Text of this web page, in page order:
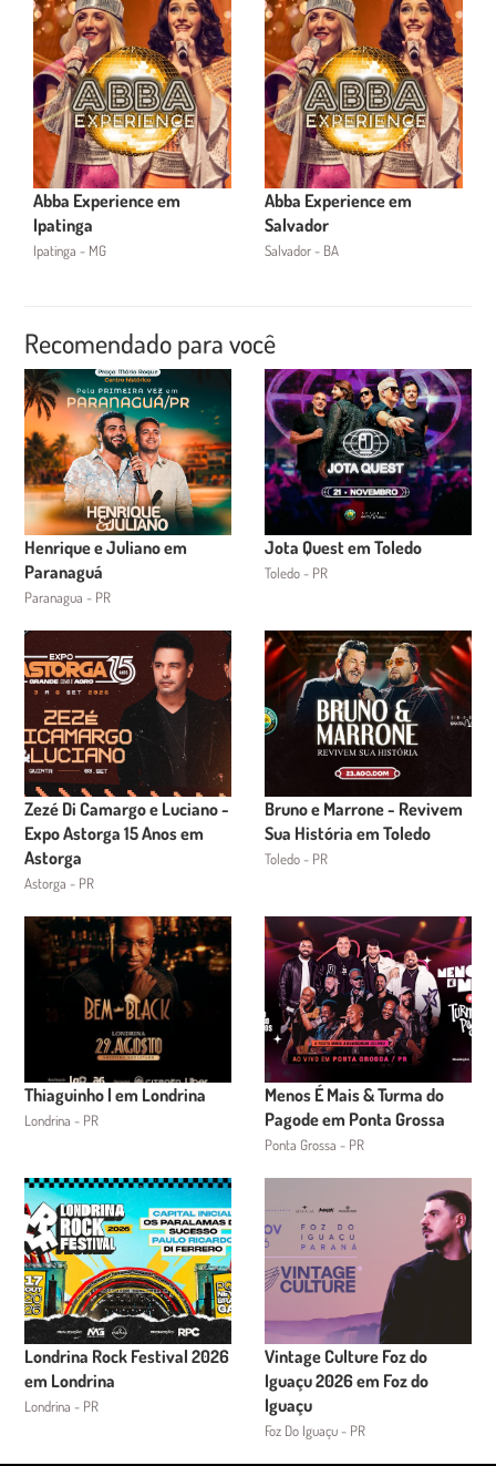
Abba Experience em
Ipatinga
Ipatinga - MG
Abba Experience em
Salvador
Salvador - BA
Recomendado para você
Henrique e Juliano em
Paranaguá
Paranagua - PR
Jota Quest em Toledo
Toledo - PR
Zezé Di Camargo e Luciano -
Expo Astorga 15 Anos em
Astorga
Astorga - PR
Bruno e Marrone - Revivem
Sua História em Toledo
Toledo - PR
Thiaguinho | em Londrina
Londrina - PR
Menos É Mais & Turma do
Pagode em Ponta Grossa
Ponta Grossa - PR
Londrina Rock Festival 2026
em Londrina
Londrina - PR
Vintage Culture Foz do
Iguaçu 2026 em Foz do
Iguaçu
Foz Do Iguaçu - PR